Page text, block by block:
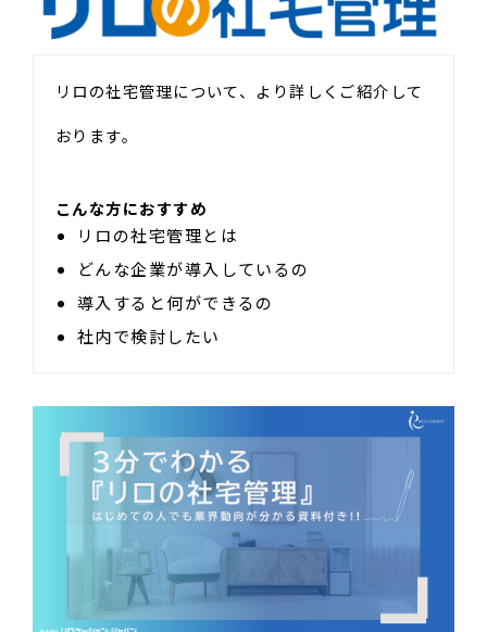
リロの社宅管理について、より詳しくご紹介して
おります。
こんな方におすすめ
リロの社宅管理とは
どんな企業が導入しているの
導入すると何ができるの
社内で検討したい